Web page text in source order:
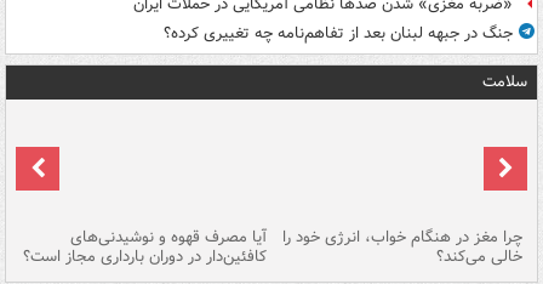
«ضربه مغزی» شدن صدها نظامی آمریکایی در حملات ایران
جنگ در جبهه لبنان بعد از تفاهم‌نامه چه تغییری کرده؟
سلامت
چرا مغز در هنگام خواب، انرژی خود را
خالی می‌کند؟
آیا مصرف قهوه و نوشیدنی‌های
کافئین‌دار در دوران بارداری مجاز است؟